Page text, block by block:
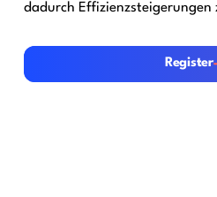
dadurch Effizienzsteigerungen
Register
Register